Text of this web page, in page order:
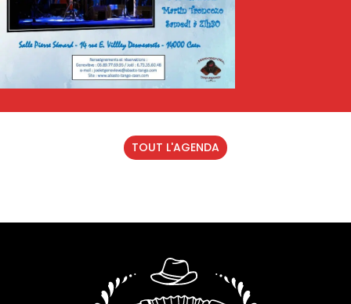
TOUT L'AGENDA